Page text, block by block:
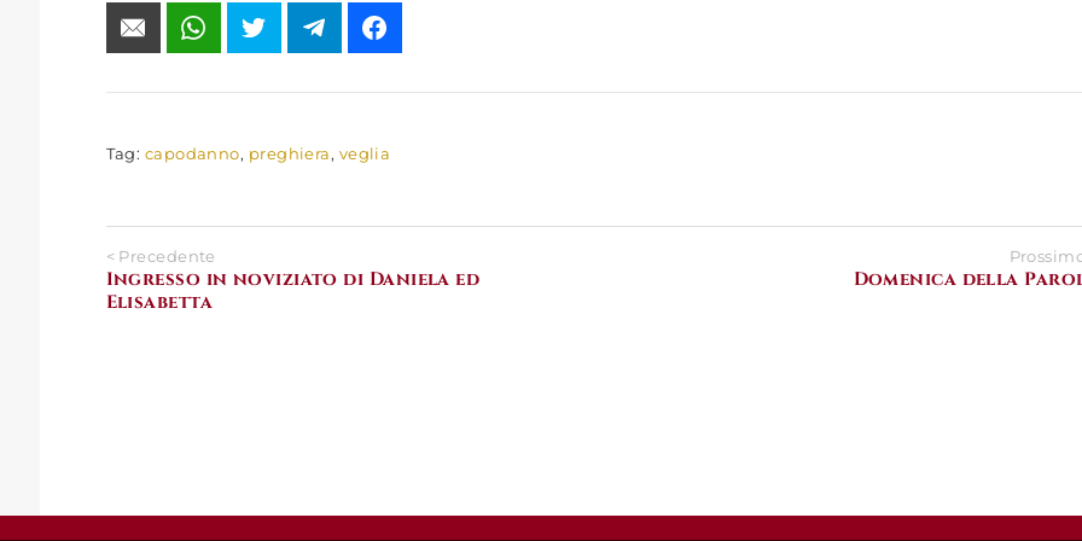
Tag: capodanno, preghiera, veglia
< Precedente
Ingresso in noviziato di Daniela ed
Elisabetta
Domenica della